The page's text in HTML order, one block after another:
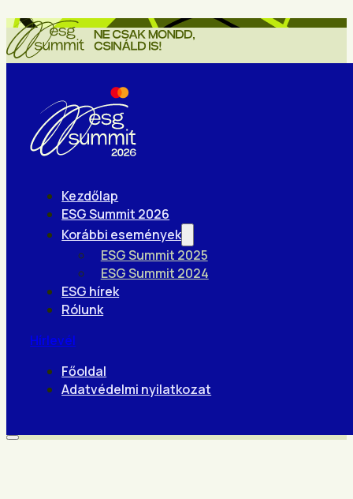
Kezdőlap
ESG Summit 2026
Korábbi események
ESG Summit 2025
ESG Summit 2024
ESG hírek
Rólunk
Hírlevél
Főoldal
Adatvédelmi nyilatkozat